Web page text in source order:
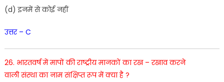
(d)इनमेंसे कोई नहीं
उत्तर – C
26. भारतवर्ष में मापों की राष्ट्रीय मानकों का रख – रखाव करने
वालीसंस्था का नाम संक्षिप्तरूपमेंक्याहै ?